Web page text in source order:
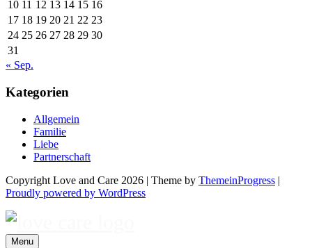
10 11 12 13 14 15 16
17 18 19 20 21 22 23
24 25 26 27 28 29 30
31
« Sep.
Kategorien
Allgemein
Familie
Liebe
Partnerschaft
Copyright Love and Care 2026 | Theme by ThemeinProgress |
Proudly powered by WordPress
Menu